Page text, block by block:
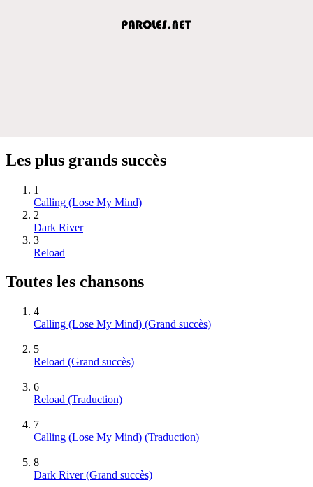
Les plus grands succès
1
Calling (Lose My Mind)
2
Dark River
3
Reload
Toutes les chansons
4
Calling (Lose My Mind) (Grand succès)
5
Reload (Grand succès)
6
Reload (Traduction)
7
Calling (Lose My Mind) (Traduction)
8
Dark River(Grand succès)